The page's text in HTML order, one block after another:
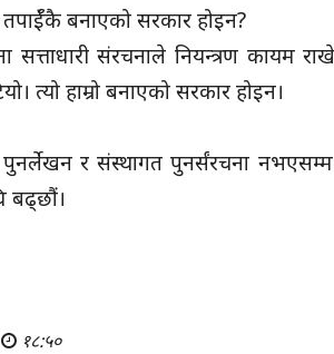
बनाएको सरकार होइन?
सत्ताधारी संरचनाले नियन्त्रण कायम
त्यो हाम्रो बनाएको सरकार होइन।
पुनर्लेखन र संस्थागत पुनर्संरचना
बढ्छौं।
१८:५०